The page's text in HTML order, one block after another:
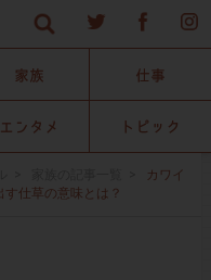
カワイ
仕草の意味とは？